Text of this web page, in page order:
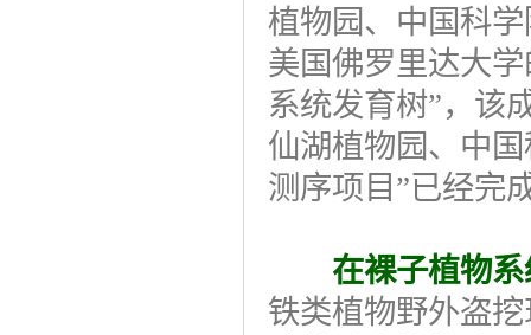
植物园、中国科
美国佛罗里达大
系统发育树”，该
仙湖植物园、中
测序项目”已经完
在裸子植物
铁类植物野外盗